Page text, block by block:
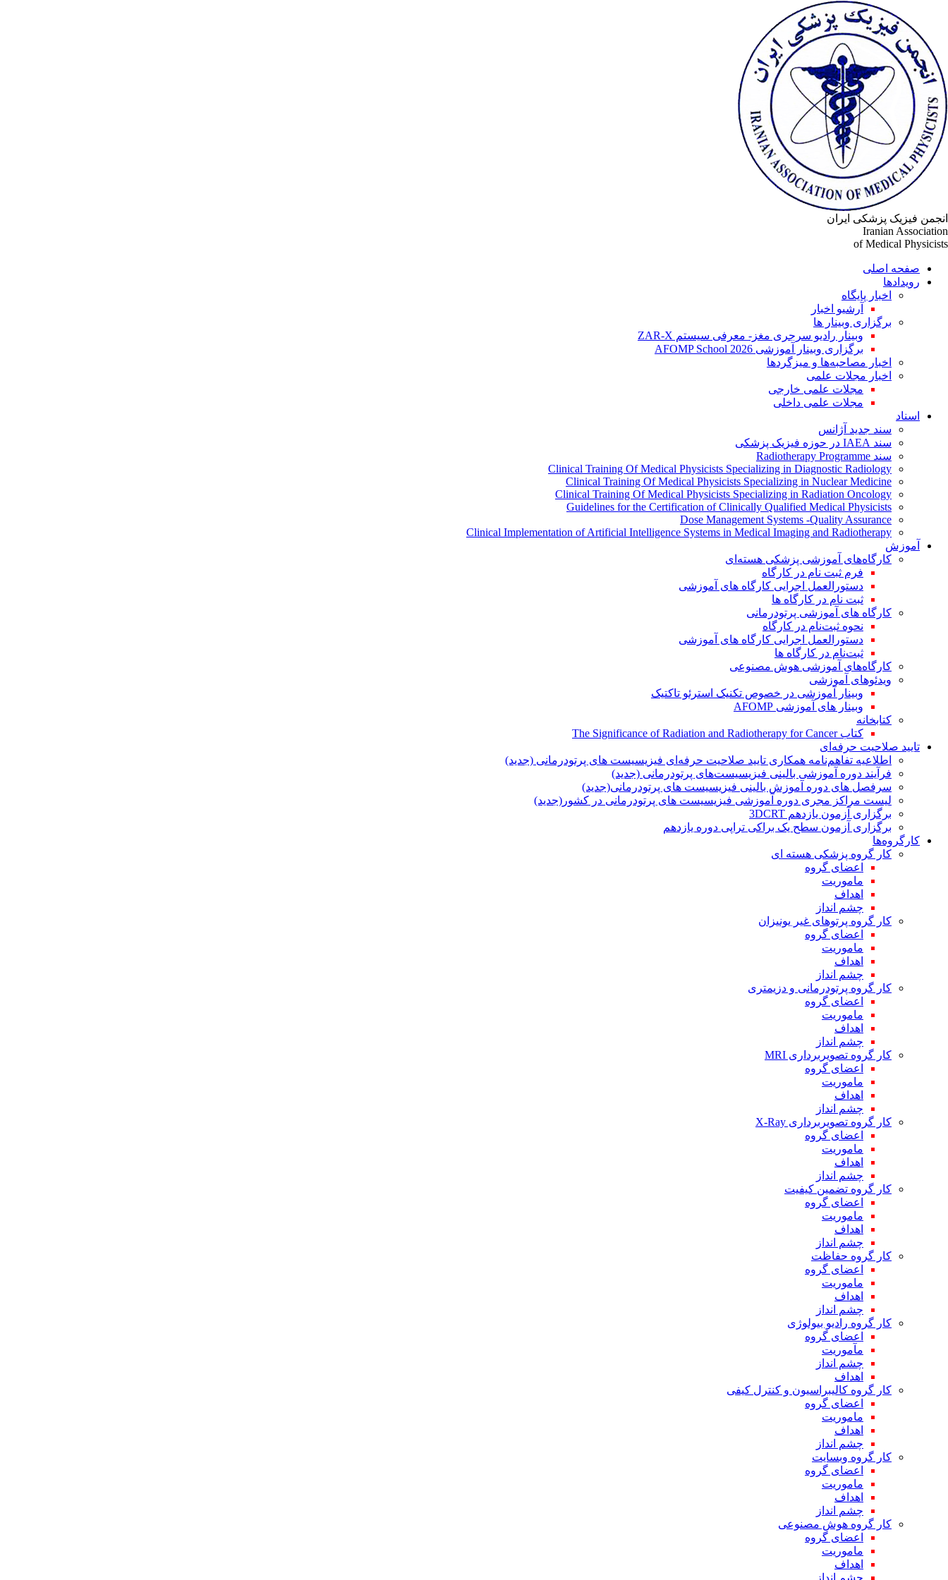
انجمن فیزیک پزشکی ایران
Iranian Association
of Medical Physicists
صفحه اصلی
رویدادها
اخبار پایگاه
آرشیو اخبار
برگزاری وبینار ها
وبینار رادیو سرجری مغز- معرفی سیستم ZAR-X
برگزاری وبینار آموزشی AFOMP School 2026
اخبار مصاحبه‌ها و میزگردها
اخبار مجلات علمی
مجلات علمی خارجی
مجلات علمی داخلی
اسناد
سند جدید آژانس
سند IAEA در حوزه فیزیک پزشکی
سند Radiotherapy Programme
Clinical Training Of Medical Physicists Specializing in Diagnostic Radiology
Clinical Training Of Medical Physicists Specializing in Nuclear Medicine
Clinical Training Of Medical Physicists Specializing in Radiation Oncology
Guidelines for the Certification of Clinically Qualified Medical Physicists
Dose Management Systems -Quality Assurance
Clinical Implementation of Artificial Intelligence Systems in Medical Imaging and Radiotherapy
آموزش
کارگاه‌های آموزشی پزشکی هسته‌ای
فرم ثبت نام در کارگاه
دستورالعمل اجرایی کارگاه های آموزشی
ثبت نام در کارگاه ها
کارگاه های آموزشی پرتودرمانی
نحوه ثبت‌نام در کارگاه
دستورالعمل اجرایی کارگاه های آموزشی
ثبت‌نام در کارگاه ها
کارگاه‌های آموزشی هوش مصنوعی
ویدئوهای آموزشی
وبینار آموزشی در خصوص تکنیک استرئو تاکتیک
وبینار های آموزشی AFOMP
کتابخانه
کتاب The Significance of Radiation and Radiotherapy for Cancer
تایید صلاحیت حرفه‌ای
اطلاعیه تفاهم‌نامه همکاری تایید صلاحیت حرفه‌ای فیزیسیست های پرتودرمانی (جدید)
فرآیند دوره آموزشی بالینی فیزیسیست‌های پرتودرمانی (جدید)
سرفصل های دوره آموزش بالینی فیزیسیست های پرتودرمانی(جدید)
لیست مراکز مجری دوره آموزشی فیزیسیست های پرتودرمانی در کشور(جدید)
برگزاری آزمون یازدهم 3DCRT
برگزاری آزمون سطح یک براکی تراپی دوره یازدهم
کارگروه‌ها
کار گروه پزشکی هسته ای
اعضای گروه
ماموریت
اهداف
چشم انداز
کار گروه پرتوهای غیر یونیزان
اعضای گروه
ماموریت
اهداف
چشم انداز
کار گروه پرتودرمانی و دزیمتری
اعضای گروه
ماموریت
اهداف
چشم انداز
کار گروه تصویربرداری MRI
اعضای گروه
ماموریت
اهداف
چشم انداز
کار گروه تصویربرداری X-Ray
اعضای گروه
ماموریت
اهداف
چشم انداز
کار گروه تضمین کیفیت
اعضای گروه
ماموریت
اهداف
چشم انداز
کار گروه حفاظت
اعضای گروه
ماموریت
اهداف
چشم انداز
کار گروه رادیو بیولوژی
اعضای گروه
مآموریت
چشم انداز
اهداف
کار گروه کالیبراسیون و کنترل کیفی
اعضای گروه
ماموریت
اهداف
چشم انداز
کار گروه وبسایت
اعضای گروه
ماموریت
اهداف
چشم انداز
کار گروه هوش مصنوعی
اعضای گروه
ماموریت
اهداف
چشم انداز